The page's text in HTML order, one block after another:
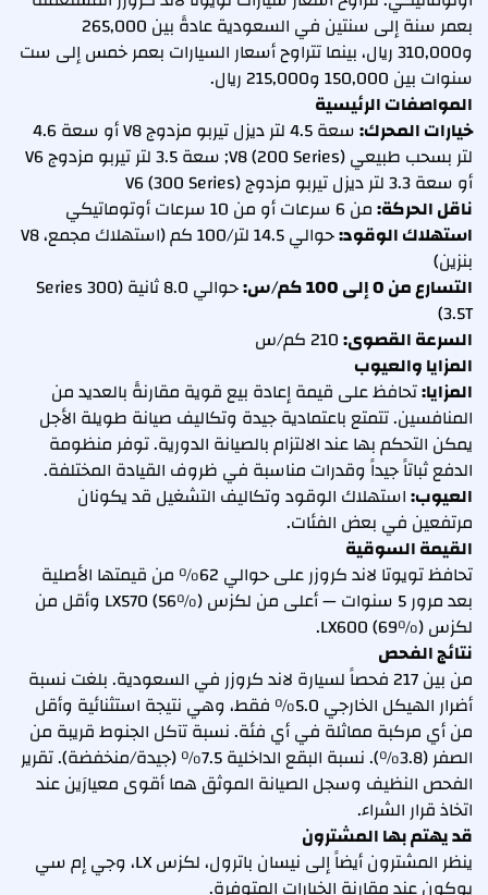
بعمر سنة إلى سنتين في السعودية عادةً بين 265,000
و310,000 ريال، بينما تتراوح أسعار السيارات بعمر خمس إلى ست
سنوات بين 150,000 و215,000 ريال.
المواصفات الرئيسية
خيارات المحرك:
سعة 4.5 لتر ديزل تيربو مزدوج V8 أو سعة 4.6
لتر بسحب طبيعي V8 (200 Series); سعة 3.5 لتر تيربو مزدوج V6
أو سعة 3.3 لتر ديزل تيربو مزدوج V6 (300 Series)
ناقل الحركة:من 6 سرعات أو من 10 سرعات أوتوماتيكي
استهلاك الوقود:
حوالي 14.5 لتر/100 كم (استهلاك مجمع، V8
بنزين)
التسارع من 0 إلى 100 كم/س:
حوالي 8.0 ثانية (300 Series
3.5T)
السرعة القصوى:210 كم/س
المزايا والعيوب
المزايا:تحافظ على قيمة إعادة بيع قوية مقارنةً بالعديد من
المنافسين. تتمتع باعتمادية جيدة وتكاليف صيانة طويلة الأجل
يمكن التحكم بها عند الالتزام بالصيانة الدورية. توفر منظومة
الدفع ثباتاً جيداً وقدرات مناسبة في ظروف القيادة المختلفة.
العيوب:استهلاك الوقود وتكاليف التشغيل قد يكونان
مرتفعين في بعض الفئات.
القيمة السوقية
تحافظ تويوتا لاند كروزر على حوالي 62% من قيمتها الأصلية
بعد مرور 5 سنوات — أعلى من لكزس LX570 (56%) وأقل من
لكزس LX600 (69%).
نتائج الفحص
من بين 217 فحصاً لسيارة لاند كروزر في السعودية. بلغت نسبة
أضرار الهيكل الخارجي 5.0% فقط، وهي نتيجة استثنائية وأقل
من أي مركبة مماثلة في أي فئة. نسبة تآكل الجنوط قريبة من
الصفر (3.8%). نسبة البقع الداخلية 7.5% (جيدة/منخفضة). تقرير
الفحص النظيف وسجل الصيانة الموثق هما أقوى معيارَين عند
اتخاذ قرار الشراء.
قد يهتم بها المشترون
ينظر المشترون أيضاً إلى نيسان باترول، لكزس LX، وجي إم سي